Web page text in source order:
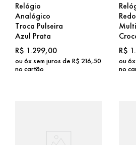
Relógio
Analógico
Troca Pulseira
Azul Prata
R$ 1.299,00
ou6x sem juros de R$ 216,50
no cartão
R$ 1.
ou6
no